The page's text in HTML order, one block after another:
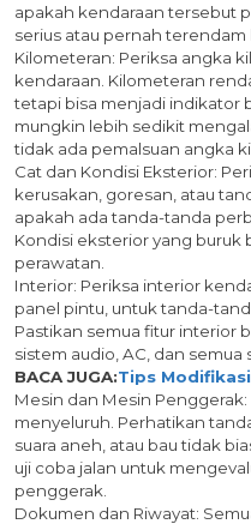
apakah kendaraan tersebut
serius atau pernah terendam
Kilometeran: Periksa angka
kendaraan. Kilometeran
tetapi bisa menjadi indikator
mungkin lebih sedikit
tidak ada pemalsuan angka
Cat dan Kondisi Eksterior:
kerusakan, goresan, atau
apakah ada tanda-tanda
Kondisi eksterior yang buruk
perawatan.
Interior: Periksa interior
panel pintu, untuk tanda-
Pastikan semua fitur interior
sistem audio, AC, dan semua
BACA JUGA:Tips
Mesin dan Mesin
menyeluruh. Perhatikan
suara aneh, atau bau tidak
uji coba jalan untuk
penggerak.
Dokumen dan Riwayat: